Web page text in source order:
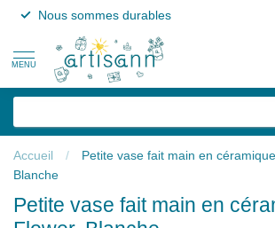
Nous sommes durables
MENU
Accueil /
Petite vase fait main en
Blanche
Petite vase fait main en